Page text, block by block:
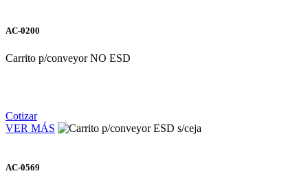
AC-0200
Carrito p/conveyor NO ESD
Cotizar
VER MÁS
AC-0569